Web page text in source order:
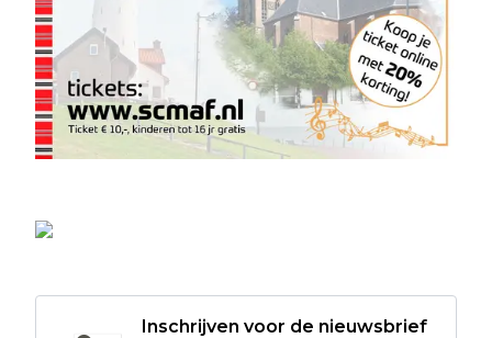
Inschrijven voor de nieuwsbrief